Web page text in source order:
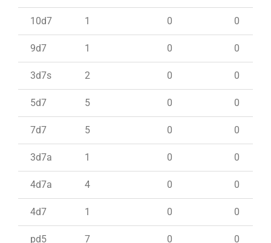
10d7 1 0 0
9d7 1 0 0
3d7s 2 0 0
5d7 5 0 0
7d7 5 0 0
3d7a 1 0 0
4d7a 4 0 0
4d7 1 0 0
pd5 7 0 0